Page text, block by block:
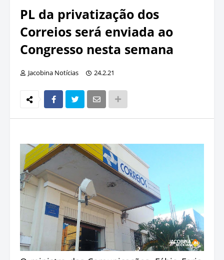
PL da privatização dos
Correios será enviada ao
Congresso nesta semana
Jacobina Notícias 24.2.21